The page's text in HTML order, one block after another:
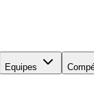
Equipes